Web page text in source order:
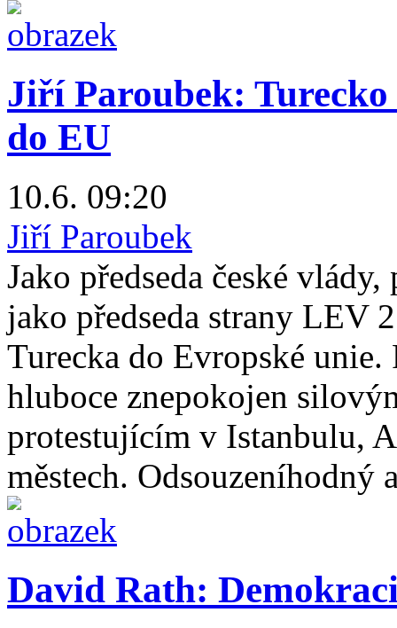
Jiří Paroubek:
do EU
10.6. 09:20
Jiří Paroubek
Jako předseda české
jako předseda strany LEV
Turecka do Evropské unie.
hluboce znepokojen
protestujícím v Istanbulu,
městech. Odsouzeníhodný
David Rath: